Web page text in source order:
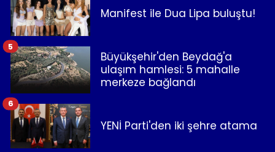
Manifest ile Dua Lipa buluştu!
Büyükşehir'den Beydağ'a
ulaşım hamlesi: 5 mahalle
merkeze bağlandı
5
YENİ Parti'den iki şehre atama
6